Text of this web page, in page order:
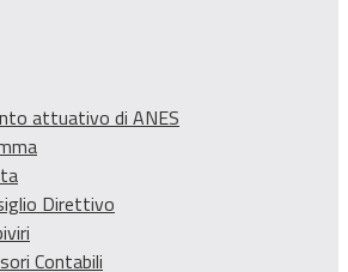
attuativo di ANES
Direttivo
Contabili